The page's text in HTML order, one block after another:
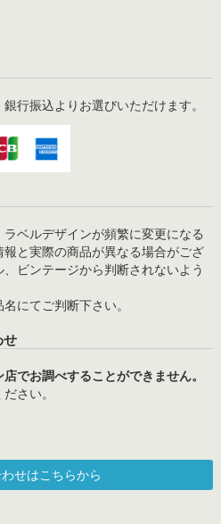
行振込よりお選びいただけます。
ベルデザインが頻繁に変更になる
と実際の商品が異なる場合がござ
ビンテージから判断されないよう
にてご判断下さい。
せ
でお調べすることができません。
さい。
せはこちらから